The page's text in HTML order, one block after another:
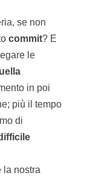
se non
commit? E
le
in poi
più il tempo
di
la nostra